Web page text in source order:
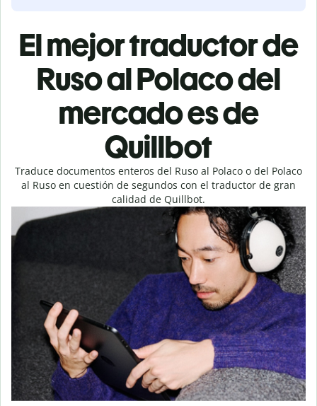
El mejor traductor de
Ruso al Polaco del
mercado es de
Quillbot
Traduce documentos enteros del Ruso al Polaco o del Polaco
al Ruso en cuestión de segundos con el traductor de gran
calidad de Quillbot.